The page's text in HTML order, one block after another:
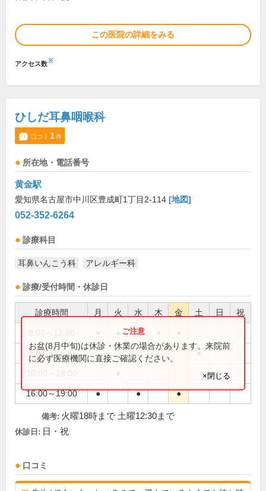
この医院の詳細をみる
アクセス数※
ひしだ耳鼻咽喉科
口コミ 1件
所在地・電話番号
黄金駅
愛知県名古屋市中川区豊成町1丁目2-114 [地図]
052-352-6264
診療科目
耳鼻いんこう科 アレルギー科
診療/受付時間・休診日
診療時間 月 火 水 木 金 土 日 祝
●
9:00～12:30 ●
16:00～19:00 ● ● ●
お盆(8月中旬)は休診・休業の場合があります。来院前
に必ず医療機関に直接ご確認ください。
×閉じる
備考: 火曜18時まで 土曜12:30まで
休診日: 日・祝
口コミ